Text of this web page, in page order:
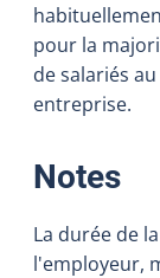
pour la
de salariés
entreprise.
Notes:
La durée de
l'employeur,